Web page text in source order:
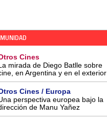
Cines
mirada de Diego Batlle sobre
en Argentina y en el exterior
Cines / Europa
perspectiva europea bajo la
de Manu Yañez